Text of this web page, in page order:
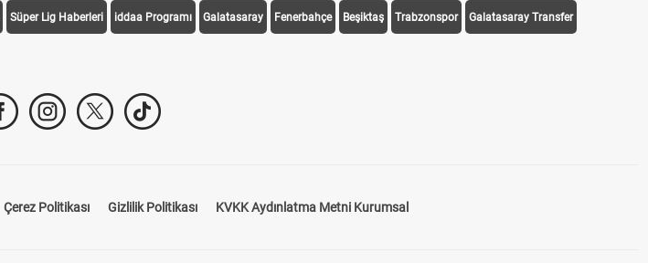
Süper Lig Haberleri iddaa Programı Galatasaray Fenerbahçe Beşiktaş Trabzonspor Galatasaray Transfer
Çerez Politikası Gizlilik Politikası KVKK Aydınlatma Metni Kurumsal